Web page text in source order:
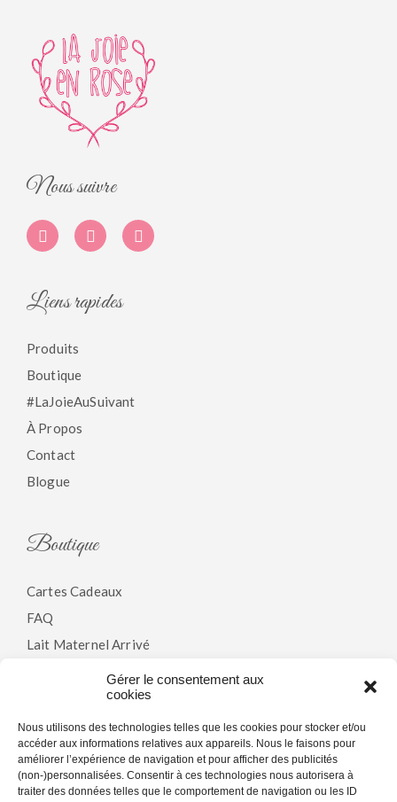
Gérer le consentement aux
cookies
Nous utilisons des technologies telles que les cookies pour stocker et/ou
accéder aux informations relatives aux appareils. Nous le faisons pour
améliorer l’expérience de navigation et pour afficher des publicités
(non-)personnalisées. Consentir à ces technologies nous autorisera à
traiter des données telles que le comportement de navigation ou les ID
Nous suivre
Liens rapides
Produits
Boutique
#LaJoieAuSuivant
À Propos
Contact
Blogue
Boutique
Cartes Cadeaux
FAQ
Lait Maternel Arrivé
Modalités & Conditions
Politique De Confidentialité